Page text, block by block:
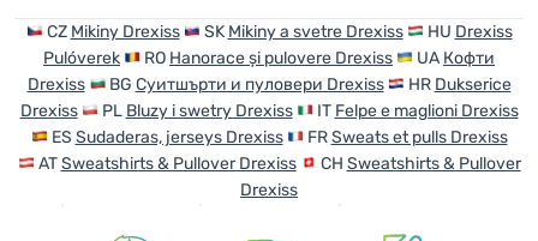
Anmelden /
Registrieren
CZ Mikiny Drexiss SK Mikiny a svetre Drexiss HU Drexiss
Pulóverek
RO Hanorace și pulovere Drexiss UA Кофти
Drexiss
BG Суитшърти и пуловери Drexiss HR Dukserice
Drexiss
PL Bluzy i swetry Drexiss IT Felpe e maglioni Drexiss
ES Sudaderas, jerseys Drexiss FRSweats et pulls Drexiss
ATSweatshirts & Pullover Drexiss CH Sweatshirts & Pullover
Drexiss